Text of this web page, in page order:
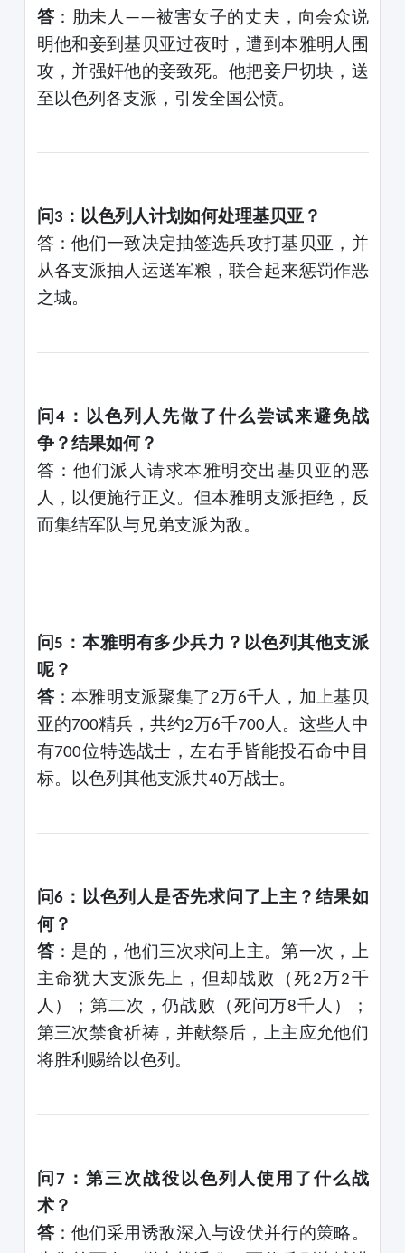
答 ：肋未人 ——被害女子的丈夫，向会众说
明他和妾到基贝亚过夜时，遭到本雅明人围
攻，并强奸他的妾致死。他把妾尸切块，送
至以色列各支派，引发全国公愤。
问 3 ：以色列人计划如何处理基贝亚？
答：他们一致决定抽签选兵攻打基贝亚，并
从各支派抽人运送军粮，联合起来惩罚作恶
之城。
问4：以色列人先做了什么尝试来避免战
争？结果如何？
答 ：他们派人请求本雅明交出基贝亚的恶
人，以便施行正义。但本雅明支派拒绝，反
而集结军队与兄弟支派为敌。
问5 ：本雅明有多少兵力？以色列其他支派
呢？
答：本雅明支派聚集了2万6千人，加上基贝
亚的700精兵，共约2万6千700人。这些人中
有700位特选战士，左右手皆能投石命中目
标。以色列其他支派共40万战士。
问6 ：以色列人是否先求问了上主？结果如
何？
答：是的，他们三次求问上主。第一次，上
主命犹大支派先上，但却战败（死2万2千
人）；第二次，仍战败（死问万8千人）；
第三次禁食祈祷，并献祭后，上主应允他们
将胜利赐给以色列。
问7：第三次战役以色列人使用了什么战
术？
答：他们采用诱敌深入与设伏并行的策略。